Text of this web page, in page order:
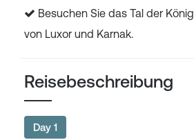
Besuchen Sie das Tal der
von Luxor und Karnak.
Reisebeschreibung
Day 1